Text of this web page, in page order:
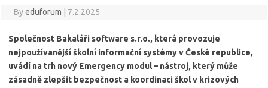
Byeduforum 7.2.2025
Společnost Bakaláři software s.r.o., která provozuje
nejpoužívanější školní informační systémy v České republice,
uvádí na trh nový Emergency modul – nástroj, který může
zásadně zlepšit bezpečnost a koordinaci škol v krizových